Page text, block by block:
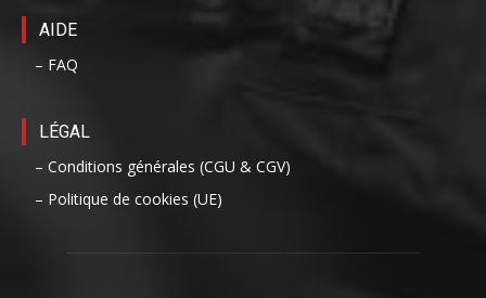
AIDE
– FAQ
LÉGAL
– Conditions générales (CGU & CGV)
– Politique de cookies (UE)